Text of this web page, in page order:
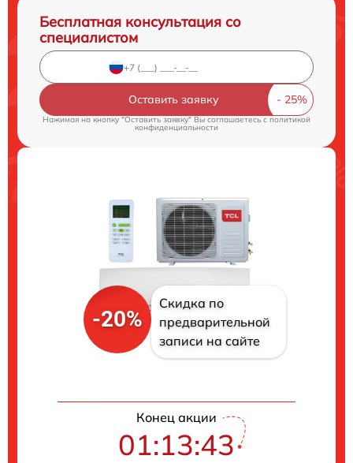
Бесплатная консультация со
специалистом
Оставить заявку
Нажимая на кнопку "Оставить заявку" Вы соглашаетесь cполитикой
конфиденциальности
-20%
Скидка по
предварительной
записи на сайте
Конец акции
01:13:42